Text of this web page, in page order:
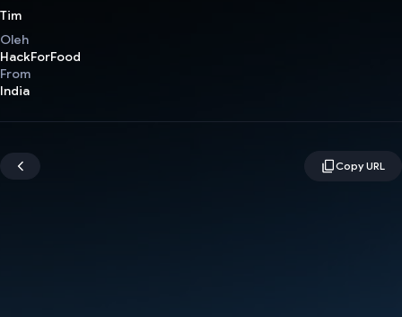
Tim
Oleh
HackForFood
From
India